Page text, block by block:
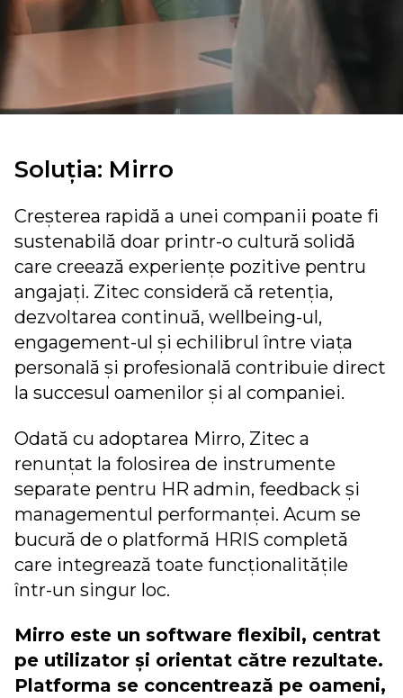
Soluția: Mirro
Creșterea rapidă a unei companii poate fi
sustenabilă doar printr-o cultură solidă
care creează experiențe pozitive pentru
angajați. Zitec consideră că retenția,
dezvoltarea continuă, wellbeing-ul,
engagement-ul și echilibrul între viața
personală și profesională contribuie direct
la succesul oamenilor și al companiei.
Odată cu adoptarea Mirro, Zitec a
renunțat la folosirea de instrumente
separate pentru HR admin, feedback și
managementul performanței. Acum se
bucură de o platformă HRIS completă
care integrează toate funcționalitățile
într-un singur loc.
Mirro este un software flexibil, centrat
pe utilizator și orientat către rezultate.
Platforma se concentrează pe oameni,